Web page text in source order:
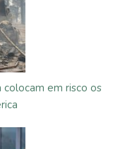
em risco os